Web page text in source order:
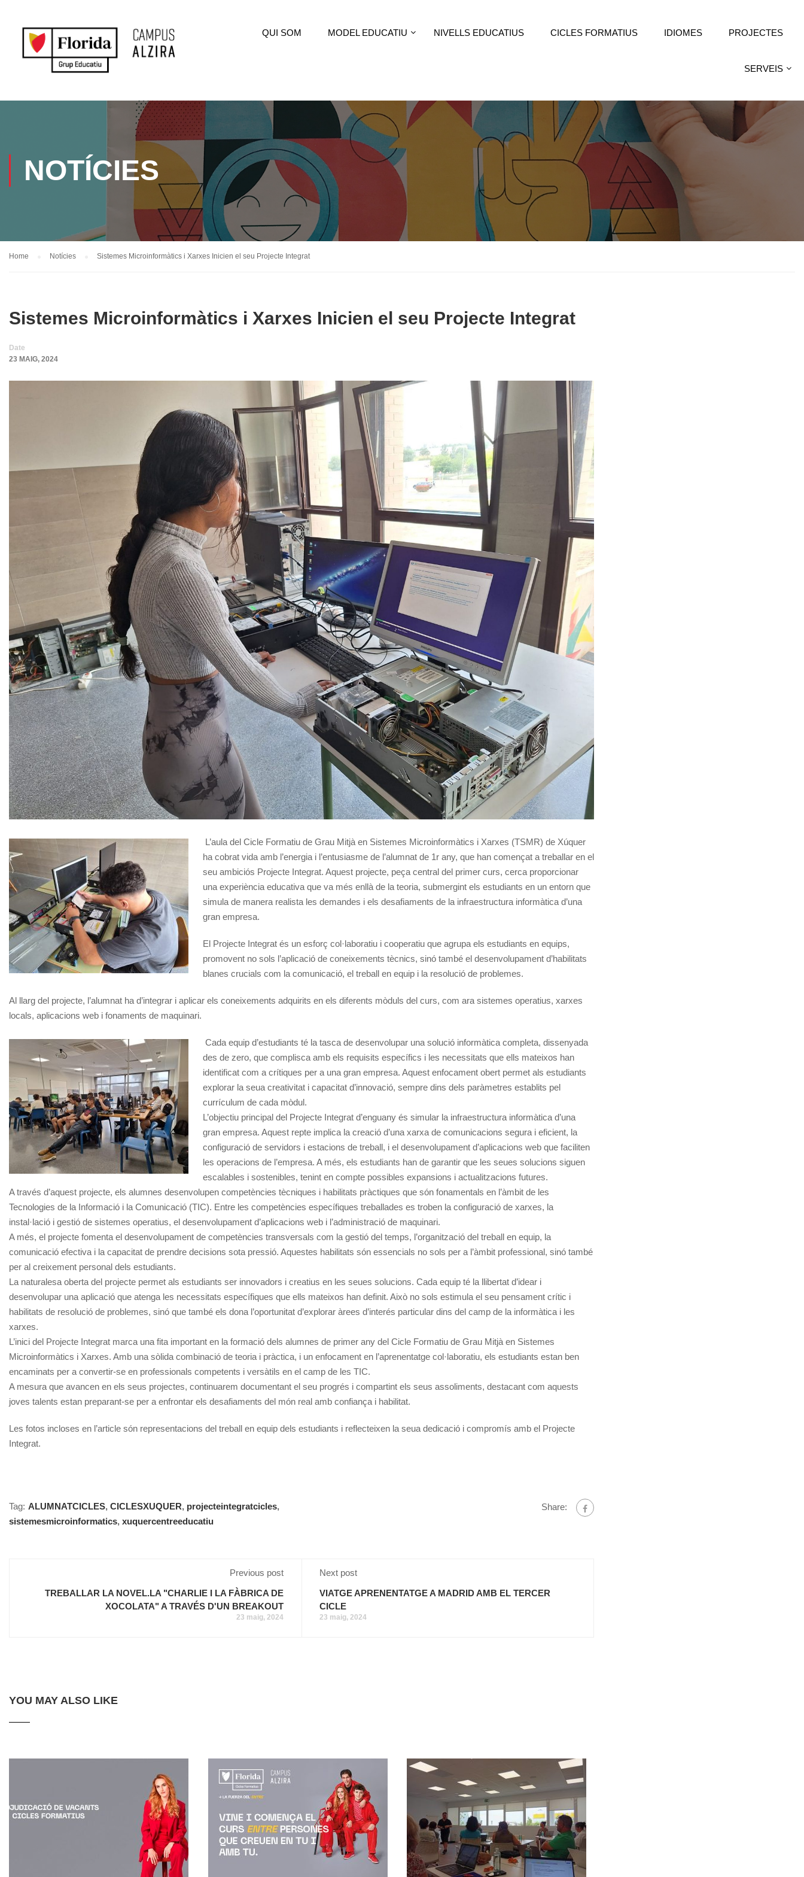
QUI SOM MODEL EDUCATIU NIVELLS EDUCATIUS CICLES FORMATIUS IDIOMES PROJECTES
SERVEIS
NOTÍCIES
Home Notícies Sistemes Microinformàtics i Xarxes Inicien el seu Projecte Integrat
Sistemes Microinformàtics i Xarxes Inicien el seu Projecte Integrat
Date
23 MAIG, 2024
L’aula del Cicle Formatiu de Grau Mitjà en Sistemes Microinformàtics i Xarxes (TSMR) de Xúquer
ha cobrat vida amb l’energia i l’entusiasme de l’alumnat de 1r any, que han començat a treballar en el
seu ambiciós Projecte Integrat. Aquest projecte, peça central del primer curs, cerca proporcionar
una experiència educativa que va més enllà de la teoria, submergint els estudiants en un entorn que
simula de manera realista les demandes i els desafiaments de la infraestructura informàtica d’una
gran empresa.
El Projecte Integrat és un esforç col·laboratiu i cooperatiu que agrupa els estudiants en equips,
promovent no sols l’aplicació de coneixements tècnics, sinó també el desenvolupament d’habilitats
blanes crucials com la comunicació, el treball en equip i la resolució de problemes.
Al llarg del projecte, l’alumnat ha d’integrar i aplicar els coneixements adquirits en els diferents mòduls del curs, com ara sistemes operatius, xarxes
locals, aplicacions web i fonaments de maquinari.
Cada equip d’estudiants té la tasca de desenvolupar una solució informàtica completa, dissenyada
des de zero, que complisca amb els requisits específics i les necessitats que ells mateixos han
identificat com a crítiques per a una gran empresa. Aquest enfocament obert permet als estudiants
explorar la seua creativitat i capacitat d’innovació, sempre dins dels paràmetres establits pel
currículum de cada mòdul.
L’objectiu principal del Projecte Integrat d’enguany és simular la infraestructura informàtica d’una
gran empresa. Aquest repte implica la creació d’una xarxa de comunicacions segura i eficient, la
configuració de servidors i estacions de treball, i el desenvolupament d’aplicacions web que faciliten
les operacions de l’empresa. A més, els estudiants han de garantir que les seues solucions siguen
escalables i sostenibles, tenint en compte possibles expansions i actualitzacions futures.
A través d’aquest projecte, els alumnes desenvolupen competències tècniques i habilitats pràctiques que són fonamentals en l’àmbit de les
Tecnologies de la Informació i la Comunicació (TIC). Entre les competències específiques treballades es troben la configuració de xarxes, la
instal·lació i gestió de sistemes operatius, el desenvolupament d’aplicacions web i l’administració de maquinari.
A més, el projecte fomenta el desenvolupament de competències transversals com la gestió del temps, l’organització del treball en equip, la
comunicació efectiva i la capacitat de prendre decisions sota pressió. Aquestes habilitats són essencials no sols per a l’àmbit professional, sinó també
per al creixement personal dels estudiants.
La naturalesa oberta del projecte permet als estudiants ser innovadors i creatius en les seues solucions. Cada equip té la llibertat d’idear i
desenvolupar una aplicació que atenga les necessitats específiques que ells mateixos han definit. Això no sols estimula el seu pensament crític i
habilitats de resolució de problemes, sinó que també els dona l’oportunitat d’explorar àrees d’interés particular dins del camp de la informàtica i les
xarxes.
L’inici del Projecte Integrat marca una fita important en la formació dels alumnes de primer any del Cicle Formatiu de Grau Mitjà en Sistemes
Microinformàtics i Xarxes. Amb una sòlida combinació de teoria i pràctica, i un enfocament en l’aprenentatge col·laboratiu, els estudiants estan ben
encaminats per a convertir-se en professionals competents i versàtils en el camp de les TIC.
A mesura que avancen en els seus projectes, continuarem documentant el seu progrés i compartint els seus assoliments, destacant com aquests
joves talents estan preparant-se per a enfrontar els desafiaments del món real amb confiança i habilitat.
Les fotos incloses en l’article són representacions del treball en equip dels estudiants i reflecteixen la seua dedicació i compromís amb el Projecte
Integrat.
Tag: ALUMNATCICLES, CICLESXUQUER, projecteintegratcicles,
sistemesmicroinformatics, xuquercentreeducatiu
Share:
Previous post
TREBALLAR LA NOVEL.LA "CHARLIE I LA FÀBRICA DE
XOCOLATA" A TRAVÉS D'UN BREAKOUT
23 maig, 2024
Next post
VIATGE APRENENTATGE A MADRID AMB EL TERCER
CICLE
23 maig, 2024
YOU MAY ALSO LIKE